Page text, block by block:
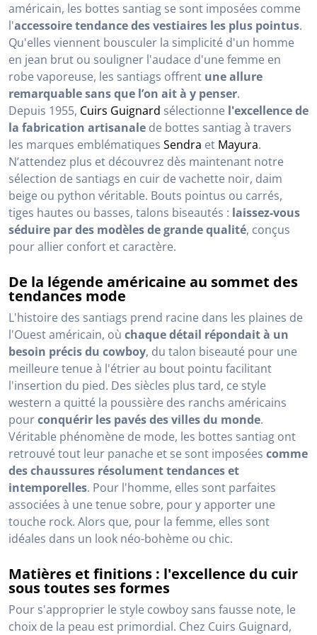
américain, les bottes santiag se sont imposées comme
l'accessoire tendance des vestiaires les plus pointus.
Qu'elles viennent bousculer la simplicité d'un homme
en jean brut ou souligner l'audace d'une femme en
robe vaporeuse, les santiags offrent une allure
remarquable sans que l’on ait à y penser.
Depuis 1955, Cuirs Guignard sélectionne l'excellence de
la fabrication artisanale de bottes santiag à travers
les marques emblématiques Sendra et Mayura.
N’attendez plus et découvrez dès maintenant notre
sélection de santiags en cuir de vachette noir, daim
beige ou python véritable. Bouts pointus ou carrés,
tiges hautes ou basses, talons biseautés : laissez-vous
séduire par des modèles de grande qualité, conçus
pour allier confort et caractère.
De la légende américaine au sommet des
tendances mode
L'histoire des santiags prend racine dans les plaines de
l'Ouest américain, où chaque détail répondait à un
besoin précis du cowboy, du talon biseauté pour une
meilleure tenue à l'étrier au bout pointu facilitant
l'insertion du pied. Des siècles plus tard, ce style
western a quitté la poussière des ranchs américains
pourconquérir les pavés des villes du monde.
Véritable phénomène de mode, les bottes santiag ont
retrouvé tout leur panache et se sont imposées comme
des chaussures résolument tendances et
intemporelles. Pour l'homme, elles sont parfaites
associées à une tenue sobre, pour y apporter une
touche rock. Alors que, pour la femme, elles sont
idéales dans un look néo-bohème ou chic.
Matières et finitions : l'excellence du cuir
sous toutes ses formes
Pour s'approprier le style cowboy sans fausse note, le
choix de la peau est primordial. Chez Cuirs Guignard,